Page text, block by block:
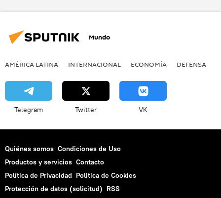
Mundo
AMÉRICA LATINA INTERNACIONAL ECONOMÍA DEFENSA
Telegram Twitter VK
Quiénes somos Condiciones de Uso
Productos y servicios Contacto
Política de Privacidad Politica de Cookies
Protección de datos (solicitud) RSS